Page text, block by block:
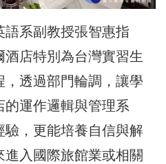
系副教授張智惠指
店特別為台灣實習生
透過部門輪調，讓學
運作邏輯與管理系
，更能培養自信與解
入國際旅館業或相關